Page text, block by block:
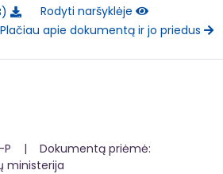
Rodyti naršyklėje
Plačiau apie dokumentą ir jo priedus
P | Dokumentą priėmė:
ministerija